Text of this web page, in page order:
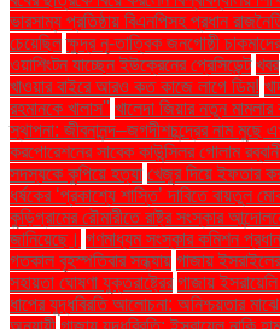
ভারসাম্য প্রতিষ্ঠায় বিএনপিসহ প্রধান
চেয়েছিল ক্ষুদ্র নৃ-তাত্বিক জনগোষ্ঠী
ওয়াশিংটন যাচ্ছেন ইউক্রেনের প্রেসিডেন্ট খবর
খাওয়ার বাইরে আরও কত কাজে লাগে ডিম!
রহমানকে খালাস'' খালেদা জিয়ার নতুন মামলার
স্থাপনা: জীবনানন্দ–জগদীশচন্দ্রের নাম মুছে
করপোরেশনের সাবেক কাউন্সিলর গোলাম
সদস্যকে কুপিয়ে হত্যা খেজুর দিয়ে ইফতার
ধর্ষকের ‘প্রকাশ্যে শাস্তি’ দাবিতে বায়তুল
কুড়িগ্রামের রৌমারীতে রাষ্ট্র সংস্কার
জানিয়েছে। গণমাধ্যম সংস্কার কমিশন
গতকাল বৃহস্পতিবার সন্ধ্যায় গাজায়
সহায়তা ঘোষণা যুক্তরাষ্ট্রের গাজায়
ধাপের যুদ্ধবিরতি আলোচনা: অনিশ্চয়তার